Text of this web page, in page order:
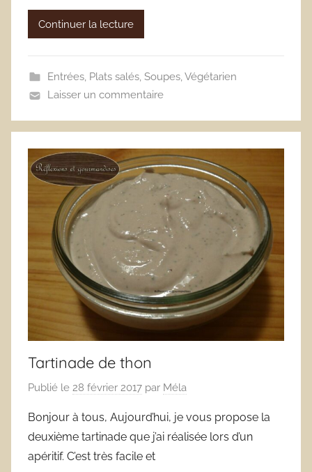
Continuer la lecture
Entrées, Plats salés, Soupes,Végétarien
Laisser un commentaire
Tartinade de thon
Publié le 28 février 2017 par Méla
Bonjour à tous, Aujourd’hui, je vous propose la
deuxième tartinade que j’ai réalisée lors d’un
apéritif. C’est très facile et